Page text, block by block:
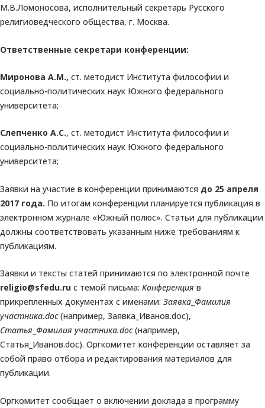
М.В.Ломоносова, исполнительный секретарь Русского
религиоведческого общества, г. Москва.
Ответственные секретари конференции:
Миронова А.М., ст. методист Института философии и
социально-политических наук Южного федерального
университета;
Слепченко А.С., ст. методист Института философии и
социально-политических наук Южного федерального
университета;
Заявки на участие в конференции принимаются до 25 апреля
2017 года. По итогам конференции планируется публикация в
электронном журнале «Южный полюс». Статьи для публикации
должны соответствовать указанным ниже требованиям к
публикациям.
Заявки и тексты статей принимаются по электронной почте
religio@sfedu.ru с темой письма: Конференция в
прикрепленных документах с именами: Заявка Фамилия
участника.doc(например, Заявка_Иванов.doc),
Статья Фамилия участника.doc(например,
Статья_Иванов.doc). Оргкомитет конференции оставляет за
собой право отбора и редактирования материалов для
публикации.
Оргкомитет сообщает о включении доклада в программу